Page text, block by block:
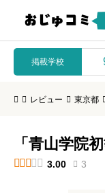
掲載学校
レビュー 東京都
「青山学院
  3.00  3